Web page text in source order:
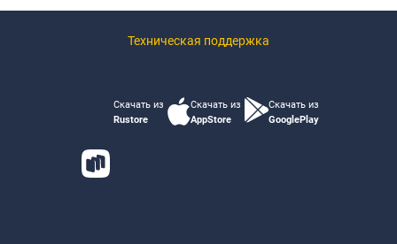
Техническая поддержка
Скачать из
Rustore
Скачать из
AppStore
Скачать из
GooglePlay